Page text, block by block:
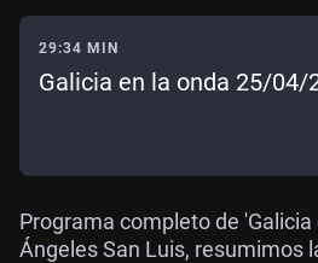
29:34 MIN
Galicia en la onda 25/04/
Programa completo de 'Galicia
Ángeles San Luis, resumimos